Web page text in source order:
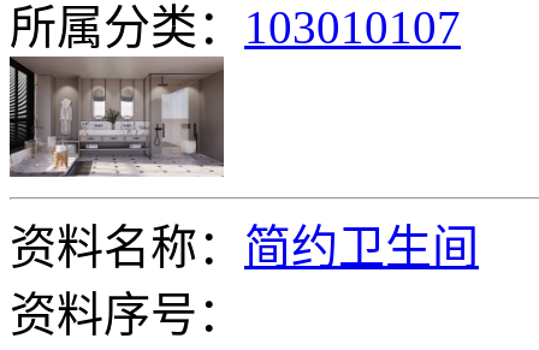
所属分类： 103010107
资料名称： 简约卫生间
资料序号：